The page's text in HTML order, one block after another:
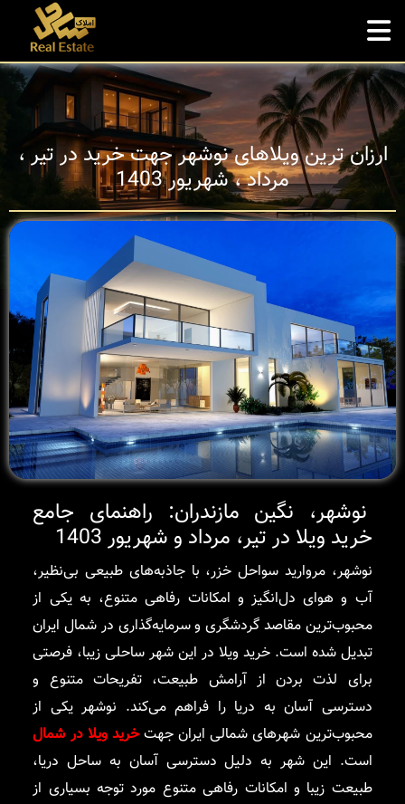
ارزان‌ ترین ویلاهای نوشهر جهت خرید در تیر ،
مرداد ، شهریور 1403
نوشهر، نگین مازندران: راهنمای جامع
خرید ویلا در تیر، مرداد و شهریور 1403
نوشهر، مروارید سواحل خزر، با جاذبه‌های طبیعی بی‌نظیر،
آب و هوای دل‌انگیز و امکانات رفاهی متنوع، به یکی از
محبوب‌ترین مقاصد گردشگری و سرمایه‌گذاری در شمال ایران
تبدیل شده است. خرید ویلا در این شهر ساحلی زیبا، فرصتی
برای لذت بردن از آرامش طبیعت، تفریحات متنوع و
دسترسی آسان به دریا را فراهم می‌کند. نوشهر یکی از
محبوب‌ترین شهرهای شمالی ایران جهتخرید ویلا در شمال
است. این شهر به دلیل دسترسی آسان به ساحل دریا،
طبیعت زیبا و امکانات رفاهی متنوع مورد توجه بسیاری از